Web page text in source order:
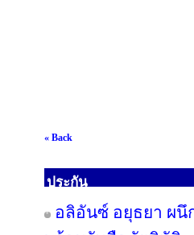
« Back
ประกัน
อลิอันซ์ อยุธยา ผ